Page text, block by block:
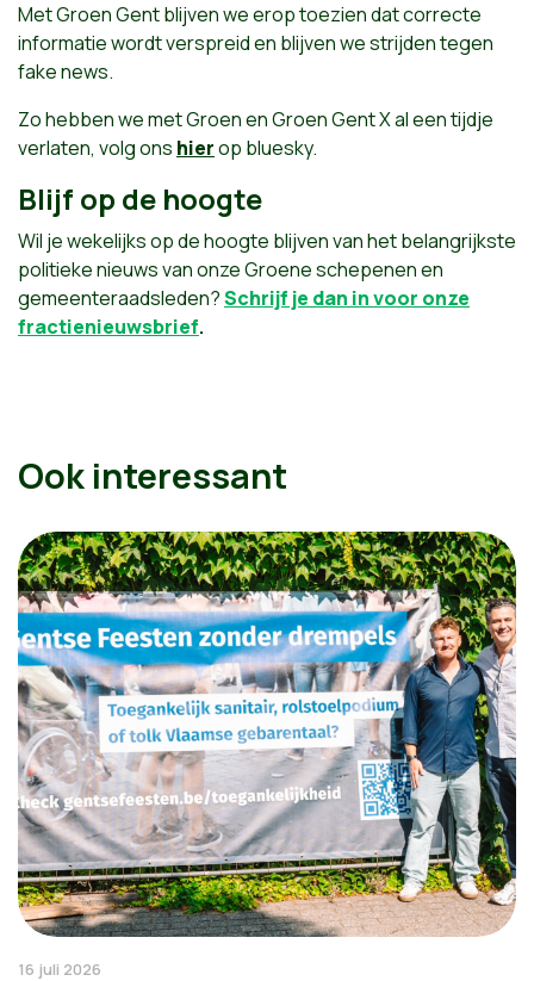
Met Groen Gent blijven we erop toezien dat correcte
informatie wordt verspreid en blijven we strijden tegen
fake news.
Zo hebben we met Groen en Groen Gent X al een tijdje
verlaten, volg ons hierop bluesky.
Blijf op de hoogte
Wil je wekelijks op de hoogte blijven van het belangrijkste
politieke nieuws van onze Groene schepenen en
gemeenteraadsleden?Schrijf je dan in voor onze
fractienieuwsbrief.
Ook interessant
16 juli 2026